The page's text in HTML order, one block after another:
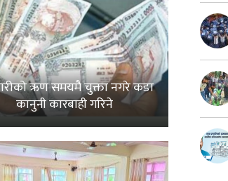
ऋण समयमै चुक्ता नगरे कडा
कानुनी कारबाही गरिने